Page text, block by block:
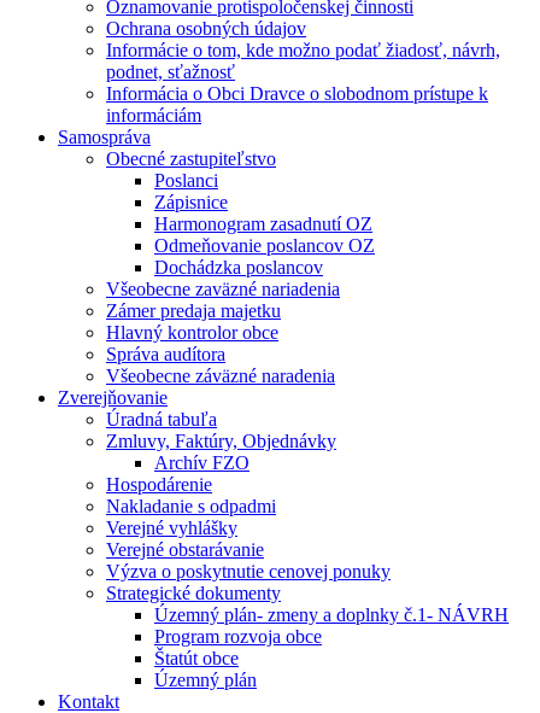
Oznamovanie protispoločenskej činnosti
Ochrana osobných údajov
Informácie o tom, kde možno podať žiadosť, návrh,
podnet, sťažnosť
Informácia o Obci Dravce o slobodnom prístupe k
informáciám
Samospráva
Obecné zastupiteľstvo
Poslanci
Zápisnice
Harmonogram zasadnutí OZ
Odmeňovanie poslancov OZ
Dochádzka poslancov
Všeobecne zaväzné nariadenia
Zámer predaja majetku
Hlavný kontrolor obce
Správa audítora
Všeobecne záväzné naradenia
Zverejňovanie
Úradná tabuľa
Zmluvy, Faktúry, Objednávky
Archív FZO
Hospodárenie
Nakladanie s odpadmi
Verejné vyhlášky
Verejné obstarávanie
Výzva o poskytnutie cenovej ponuky
Strategické dokumenty
Územný plán- zmeny a doplnky č.1- NÁVRH
Program rozvoja obce
Štatút obce
Územný plán
Kontakt